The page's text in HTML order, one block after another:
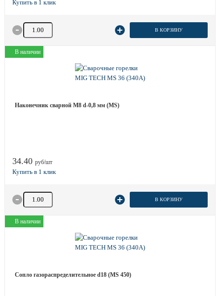
Количество товара В КОРЗИНУ
В наличии
Наконечник сварной М8 d-0,8 мм (MS)
34.40 руб/шт
Количество товара В КОРЗИНУ
В наличии
Сопло газораспределительное d18 (MS 450)